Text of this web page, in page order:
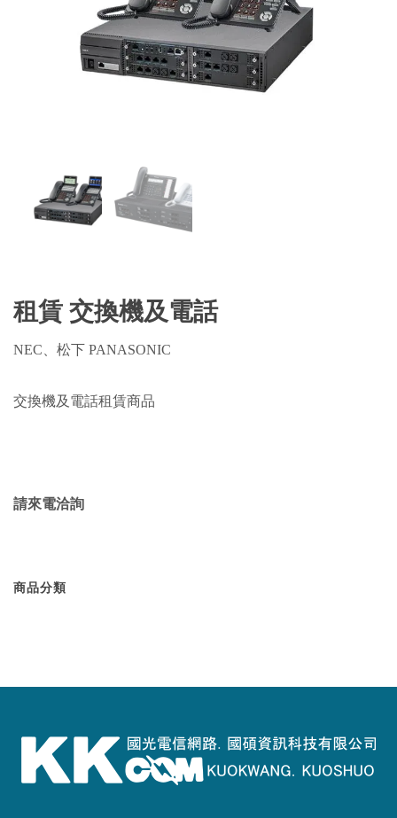
商品分類
租賃 交換機及電話
NEC、松下 PANASONIC
交換機及電話租賃商品
請來電洽詢